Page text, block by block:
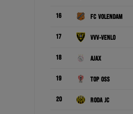
16 FC Volendam
17 VVV-Venlo
18 Ajax
19 TOP Oss
20 Roda JC